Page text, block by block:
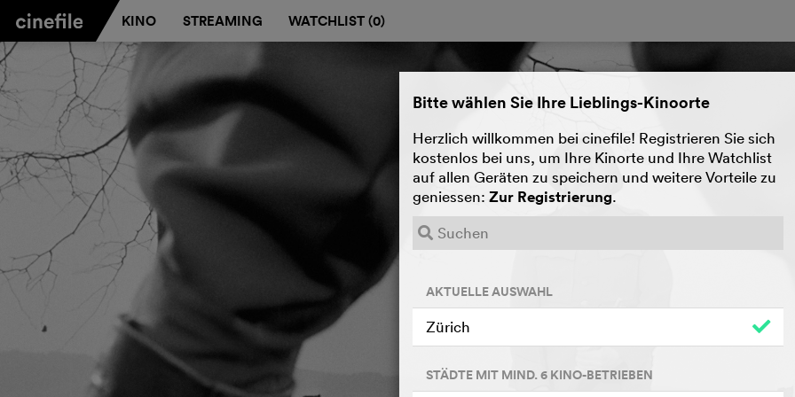
KINO STREAMING WATCHLIST (0)
Bitte wählen Sie Ihre Lieblings-Kinoorte
Herzlich willkommen bei cinefile! Registrieren Sie sich
kostenlos bei uns, um Ihre Kinorte und Ihre Watchlist
auf allen Geräten zu speichern und weitere Vorteile zu
geniessen: Zur Registrierung.
AKTUELLE AUSWAHL
Zürich
STÄDTE MIT MIND. 6 KINO-BETRIEBEN